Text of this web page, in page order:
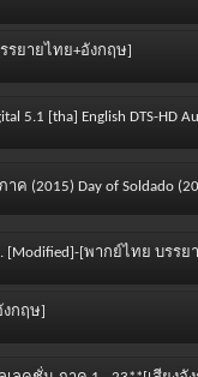
รยายไทย+อังกฤษ]
5.1 [tha] English DTS-HD
(2015) Day of Soldado
[Modified]-[พากย์ไทย บรรย
งกฤษ]